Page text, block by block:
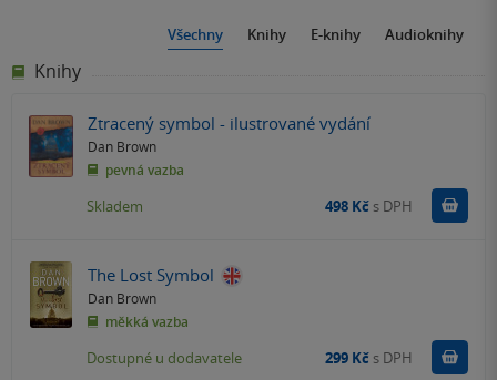
Všechny Knihy E-knihy Audioknihy
Knihy
Ztracený symbol - ilustrované vydání
Dan Brown
pevná vazba
Skladem 498 Kč s DPH
The Lost Symbol
Dan Brown
měkká vazba
Dostupné u dodavatele 299 Kč s DPH